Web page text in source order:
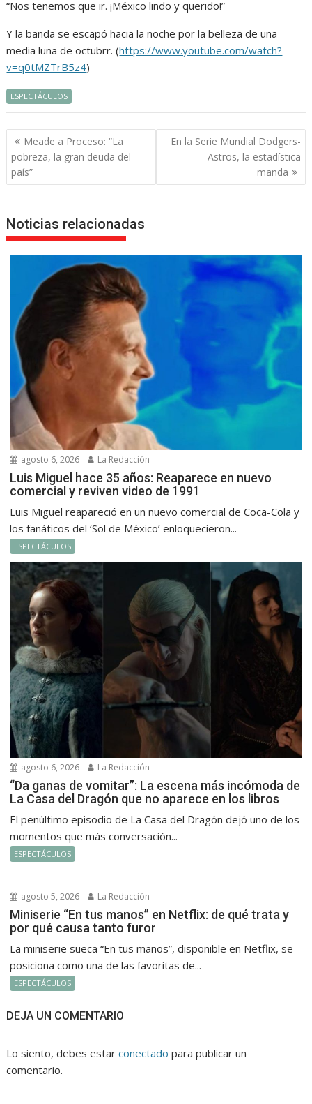
“Nos tenemos que ir. ¡México lindo y querido!”
Y la banda se escapó hacia la noche por la belleza de una
media luna de octubrr. (https://www.youtube.com/watch?
v=q0tMZTrB5z4)
ESPECTÁCULOS
Navegación
de
entradas
Meade a Proceso: “La
pobreza, la gran deuda del
país”
En la Serie Mundial Dodgers-
Astros, la estadística
manda
Noticias relacionadas
agosto 6, 2026 La Redacción
Luis Miguel hace 35 años: Reaparece en nuevo
comercial y reviven video de 1991
Luis Miguel reapareció en un nuevo comercial de Coca-Cola y
los fanáticos del ‘Sol de México’ enloquecieron...
ESPECTÁCULOS
agosto 6, 2026 La Redacción
“Da ganas de vomitar”: La escena más incómoda de
La Casa del Dragón que no aparece en los libros
El penúltimo episodio de La Casa del Dragón dejó uno de los
momentos que más conversación...
ESPECTÁCULOS
agosto 5, 2026 La Redacción
Miniserie “En tus manos” en Netflix: de qué trata y
por qué causa tanto furor
La miniserie sueca “En tus manos”, disponible en Netflix, se
posiciona como una de las favoritas de...
ESPECTÁCULOS
DEJA UN COMENTARIO
Lo siento, debes estarconectado para publicar un
comentario.